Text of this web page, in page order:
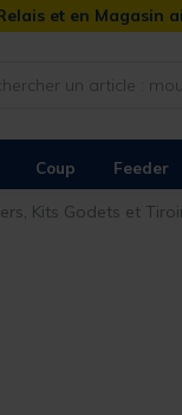
et en Magasin
Coup Feeder
Kits Godets et